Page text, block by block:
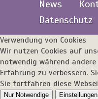
News
Datenschutz
Verwendung von Cookies
Wir nutzen Cookies auf
notwendig während
Erfahrung zu verbessern.
Sie fortfahren diese
Nur Notwendige Einstellungen